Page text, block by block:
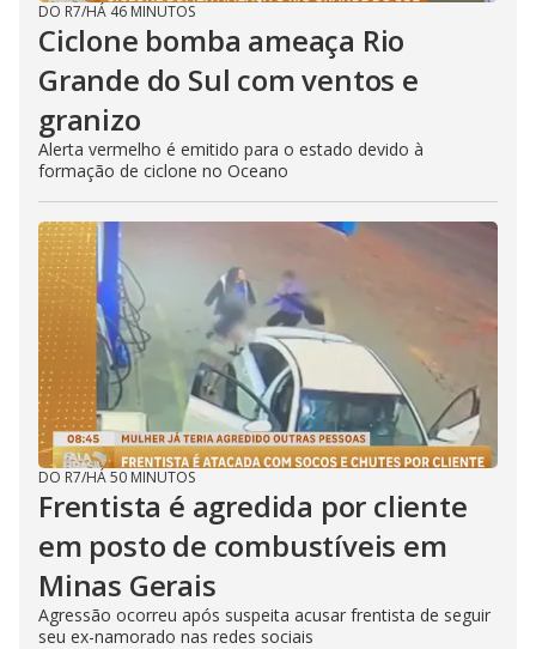
DO R7/HÁ 46 MINUTOS
Ciclone bomba ameaça Rio
Grande do Sul com ventos e
granizo
Alerta vermelho é emitido para o estado devido à
formação de ciclone no Oceano
DO R7/HÁ 50 MINUTOS
Frentista é agredida por cliente
em posto de combustíveis em
Minas Gerais
Agressão ocorreu após suspeita acusar frentista de seguir
seu ex-namorado nas redes sociais